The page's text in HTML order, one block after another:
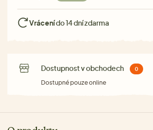
Vrácenído 14 dní zdarma
Dostupnost v obchodech 0
Dostupné pouze online